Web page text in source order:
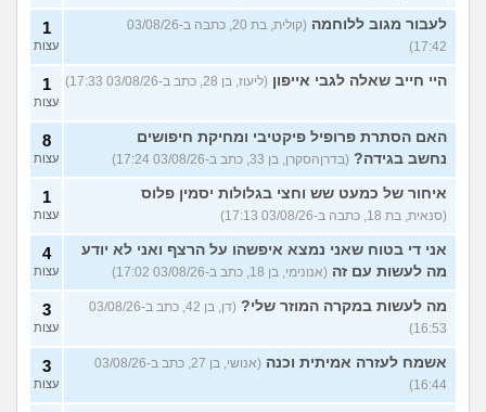
לעבור מגוב ללוחמה
(קולית, בת 20, כתבה ב-03/08/26
17:42)
1
עצות
היי חייב שאלה לגבי אייפון (ליעוז, בן 28, כתב ב-03/08/26 17:33) 1
עצות
האם הסתרת פרופיל פיקטיבי ומחיקת חיפושים
נחשב בגידה? (בדרןהסקרן, בן 33, כתב ב-03/08/26 17:24)
8
עצות
איחור של כמעט שש וחצי בגלולות יסמין פלוס
(סנאית, בת 18, כתבה ב-03/08/26 17:13)
1
עצות
אני די בטוח שאני נמצא איפשהו על הרצף ואני לא יודע
מה לעשות עם זה (אנונימי, בן 18, כתב ב-03/08/26 17:02)
4
עצות
מה לעשות במקרה המוזר שלי?
(דן, בן 42, כתב ב-03/08/26
16:53)
3
עצות
אשמח לעזרה אמיתית וכנה
(אנושי, בן 27, כתב ב-03/08/26
16:44)
3
עצות